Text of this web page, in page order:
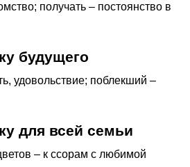
получать – постоянство в
будущего
удовольствие; поблекший –
для всей семьи
– к ссорам с любимой